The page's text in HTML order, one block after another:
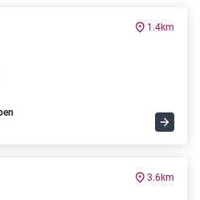
1.4km
3.6km